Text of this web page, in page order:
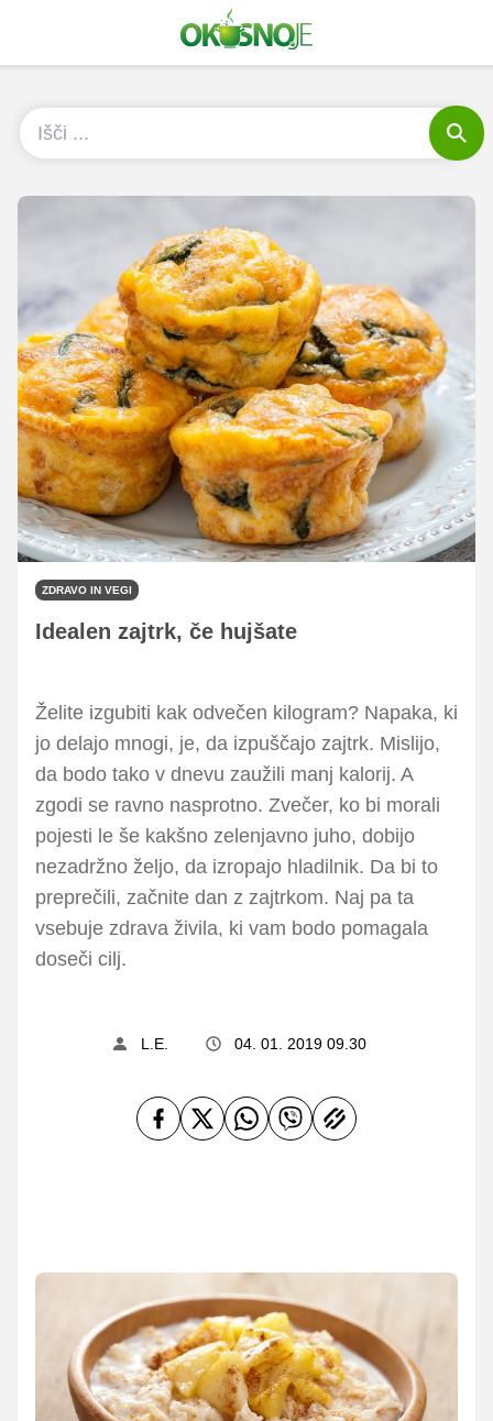
ZDRAVO IN VEGI
Idealen zajtrk, če hujšate
Želite izgubiti kak odvečen kilogram? Napaka, ki
jo delajo mnogi, je, da izpuščajo zajtrk. Mislijo,
da bodo tako v dnevu zaužili manj kalorij. A
zgodi se ravno nasprotno. Zvečer, ko bi morali
pojesti le še kakšno zelenjavno juho, dobijo
nezadržno željo, da izropajo hladilnik. Da bi to
preprečili, začnite dan z zajtrkom. Naj pa ta
vsebuje zdrava živila, ki vam bodo pomagala
doseči cilj.
L.E. 04. 01. 2019 09.30